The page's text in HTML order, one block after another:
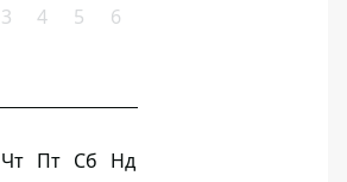
3 4 5 6
Чт Пт Сб Нд